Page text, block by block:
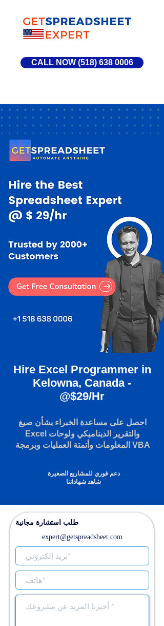
CALL NOW (518) 638 0006
Hire Excel Programmer in
Kelowna, Canada -
@$29/Hr
احصل على مساعدة الخبراء بشأن صيغ
Excel والتقرير الديناميكي ولوحات
المعلومات وأتمتة العمليات وبرمجة VBA
دعم فوري للمشاريع الصغيرة
شاهد شهاداتنا
طلب استشارة مجانية
expert@getspreadsheet.com